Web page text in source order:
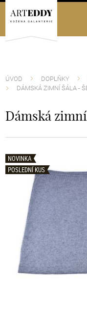
ÚVOD DOPLŇKY
DÁMSKÁ ZIMNÍ ŠÁLA -
Dámská
NOVINKA
POSLEDNÍ KUS